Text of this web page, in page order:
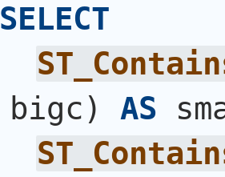
SELECT
bigc ) AS